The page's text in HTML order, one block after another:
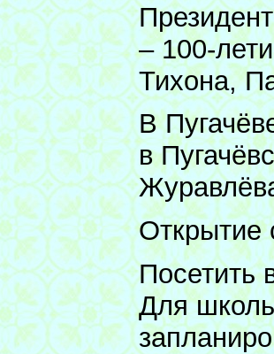
– 100-
Тихона,
В
в
Открытие
Посетить
Для